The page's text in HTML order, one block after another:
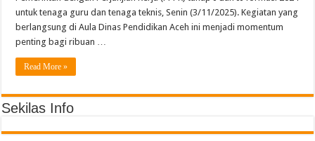
untuk tenaga guru dan tenaga teknis, Senin (3/11/2025). Kegiatan yang
berlangsung di Aula Dinas Pendidikan Aceh ini menjadi momentum
penting bagi ribuan …
Read More »
Sekilas Info